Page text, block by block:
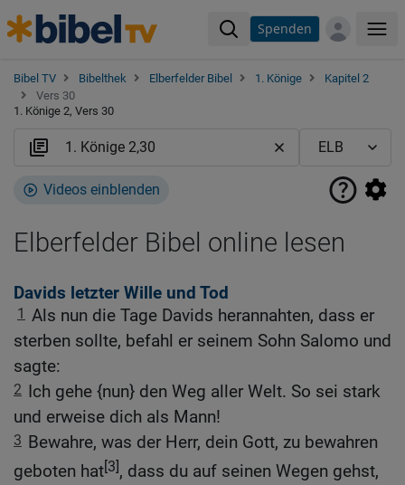
Spenden
Bibel TV Bibelthek Elberfelder Bibel 1. Könige
Kapitel 2
Vers 30
1. Könige 2, Vers 30
Videos einblenden
Elberfelder Bibel online lesen
Davids letzter Wille und Tod
1 Als nun die Tage Davids herannahten, dass er
sterben sollte, befahl er seinem Sohn Salomo und
sagte:
2 Ich gehe {nun} den Weg aller Welt. So sei stark
und erweise dich als Mann!
3 Bewahre, was der Herr, dein Gott, zu bewahren
geboten hat[3], dass du auf seinen Wegen gehst,